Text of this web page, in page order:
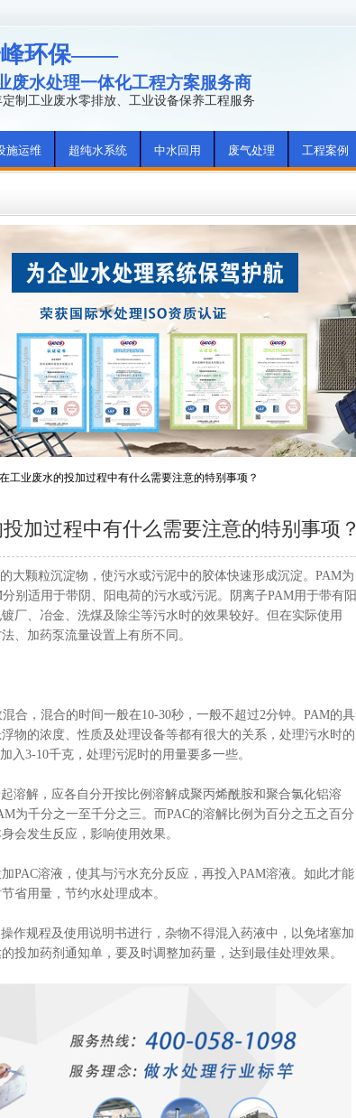
峰环保——
废水处理一体化工程方案服务商
定制工业废水零排放、工业设备保养工程服务
施运维 超纯水系统 中水回用 废气处理 工程案例
工业废水的投加过程中有什么需要注意的特别事项？
加过程中有什么需要注意的特别事项？
颗粒沉淀物，使污水或污泥中的胶体快速形成沉淀。PAM为
别适用于带阴、阳电荷的污水或污泥。阴离子PAM用于带有阳
厂、冶金、洗煤及除尘等污水时的效果较好。但在实际使用
、加药泵流量设置上有所不同。
，混合的时间一般在10-30秒，一般不超过2分钟。PAM的具
物的浓度、性质及处理设备等都有很大的关系，处理污水时的
入3-10千克，处理污泥时的用量要多一些。
解，应各自分开按比例溶解成聚丙烯酰胺和聚合氯化铝溶
为千分之一至千分之三。而PAC的溶解比例为百分之五之百分
会发生反应，影响使用效果。
溶液，使其与污水充分反应，再投入PAM溶液。如此才能
省用量，节约水处理成本。
规程及使用说明书进行，杂物不得混入药液中，以免堵塞加
投加药剂通知单，要及时调整加药量，达到最佳处理效果。